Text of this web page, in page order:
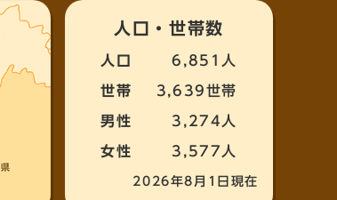
人口・世帯数
人口 6,851人
世帯 3,639世帯
男性 3,274人
女性 3,577人
2026年8月1日現在